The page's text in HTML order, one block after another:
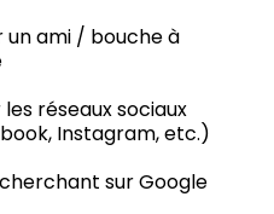
un ami / bouche à
les réseaux sociaux
Instagram, etc.)
sur Google